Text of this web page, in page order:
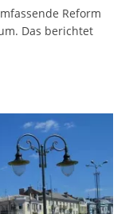
Reform
Das berichtet